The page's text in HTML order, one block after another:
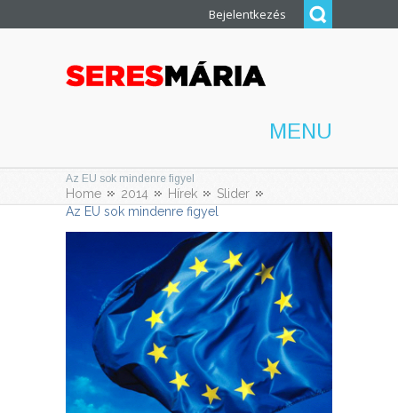
Bejelentkezés
MENU
Az EU sok mindenre figyel
Home 2014 Hírek
Slider
Az EU sok mindenre figyel